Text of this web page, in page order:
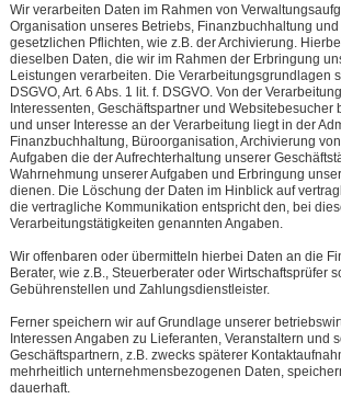
Wir verarbeiten Daten im Rahmen von
Organisation unseres Betriebs, Finanzbuchhaltung
gesetzlichen Pflichten, wie z.B. der Archivierung.
dieselben Daten, die wir im Rahmen der Erbringung
Leistungen verarbeiten. Die Verarbeitungsgrundlagen
DSGVO, Art. 6 Abs. 1 lit. f. DSGVO. Von der
Interessenten, Geschäftspartner und Websitebesucher
und unser Interesse an der Verarbeitung liegt in der
Finanzbuchhaltung, Büroorganisation, Archivierung
Aufgaben die der Aufrechterhaltung unserer
Wahrnehmung unserer Aufgaben und Erbringung
dienen. Die Löschung der Daten im Hinblick auf
die vertragliche Kommunikation entspricht den, bei
Verarbeitungstätigkeiten genannten Angaben.
Wir offenbaren oder übermitteln hierbei Daten an die
Berater, wie z.B., Steuerberater oder Wirtschaftsprüfer
Gebührenstellen und Zahlungsdienstleister.
Ferner speichern wir auf Grundlage unserer
Interessen Angaben zu Lieferanten, Veranstaltern und
Geschäftspartnern, z.B. zwecks späterer
mehrheitlich unternehmensbezogenen Daten,
dauerhaft.